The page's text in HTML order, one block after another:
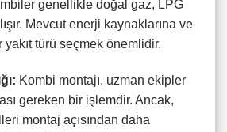
genellikle doğal gaz, LPG
Mevcut enerji kaynaklarına ve
türü seçmek önemlidir.
Kombi montajı, uzman ekipler
gereken bir işlemdir. Ancak,
montaj açısından daha